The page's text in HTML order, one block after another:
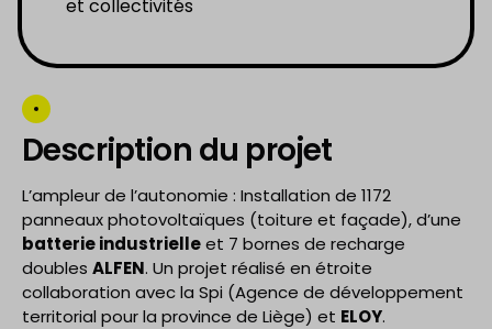
et collectivités
Description du projet
L’ampleur de l’autonomie : Installation de 1172
panneaux photovoltaïques (toiture et façade), d’une
batterie industrielleet 7 bornes de recharge
doubles ALFEN. Un projet réalisé en étroite
collaboration avec la Spi (Agence de développement
territorial pour la province de Liège) et ELOY.